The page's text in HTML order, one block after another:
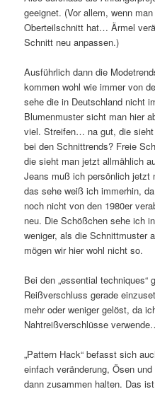
geeignet. (Vor allem, wenn
Oberteilschnitt hat… Ärmel
Schnitt neu anpassen.)
Ausführlich dann die
kommen wohl wie immer von
sehe die in Deutschland nicht
Blumenmuster sicht man hier
viel. Streifen… na gut, die
bei den Schnittrends? Freie
die sieht man jetzt allmählich
Jeans muß ich persönlich jetzt
das sehe weiß ich immerhin,
noch nicht von den 1980er
neu. Die Schößchen sehe ich
weniger, als die Schnittmuster
mögen wir hier wohl nicht so.
Bei den „essential techniques“
Reißverschluss gerade
mehr oder weniger gelöst, da
Nahtreißverschlüsse
„Pattern Hack“ befasst sich
einfach veränderung, Ösen
dann zusammen halten. Das